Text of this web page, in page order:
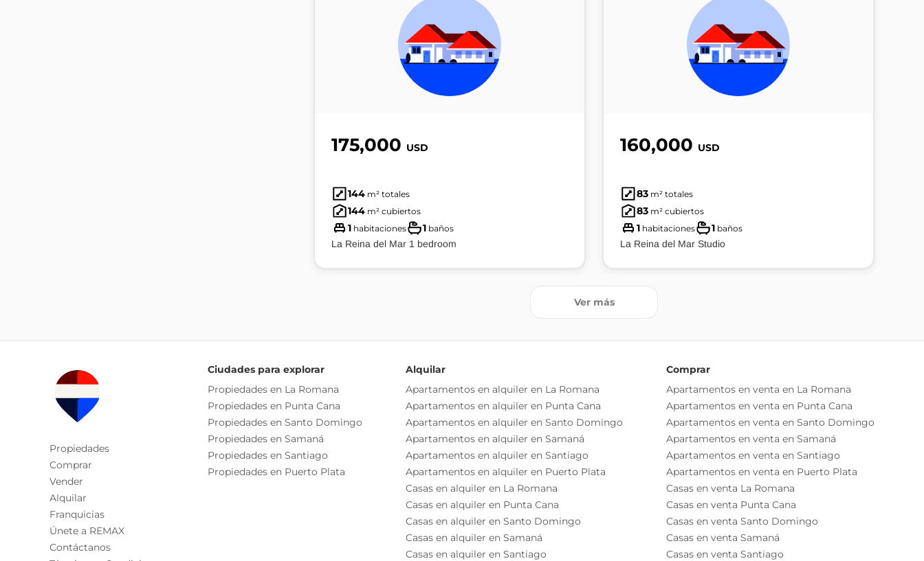
175,000 USD
144 m² totales
144 m² cubiertos
1 habitaciones 1 baños
La Reina del Mar 1 bedroom
160,000 USD
83 m² totales
83 m² cubiertos
1 habitaciones 1 baños
La Reina del Mar Studio
Ver más
Propiedades
Comprar
Vender
Alquilar
Franquicias
Únete a REMAX
Contáctanos
Ciudades para explorar
Propiedades en La Romana
Propiedades en Punta Cana
Propiedades en Santo Domingo
Propiedades en Samaná
Propiedades en Santiago
Propiedades en Puerto Plata
Alquilar
Apartamentos en alquiler en La Romana
Apartamentos en alquiler en Punta Cana
Apartamentos en alquiler en Santo Domingo
Apartamentos en alquiler en Samaná
Apartamentos en alquiler en Santiago
Apartamentos en alquiler en Puerto Plata
Casas en alquiler en La Romana
Casas en alquiler en Punta Cana
Casas en alquiler en Santo Domingo
Casas en alquiler en Samaná
Casas en alquiler en Santiago
Comprar
Apartamentos en venta en La Romana
Apartamentos en venta en Punta Cana
Apartamentos en venta en Santo Domingo
Apartamentos en venta en Samaná
Apartamentos en venta en Santiago
Apartamentos en venta en Puerto Plata
Casas en venta La Romana
Casas en venta Punta Cana
Casas en venta Santo Domingo
Casas en venta Samaná
Casas en venta Santiago